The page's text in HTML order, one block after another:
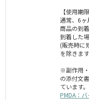
【使用期限
通常、6ヶ
商品の到
到着した
(販売時に
を除きま
※副作用
の添付文
ています。
PMDA：